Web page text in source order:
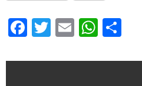
Facebook
Twitter
Email